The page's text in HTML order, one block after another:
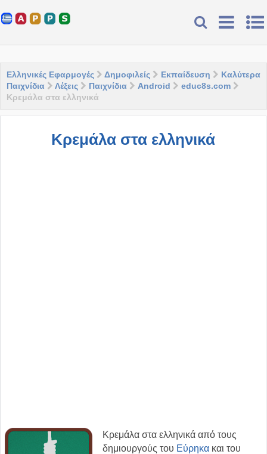
Ελληνικές Εφαρμογές Δημοφιλείς Εκπαίδευση
Καλύτερα
Παιχνίδια
Λέξεις Παιχνίδια Android
educ8s.com
Κρεμάλα στα ελληνικά
Κρεμάλα στα ελληνικά
Κρεμάλα στα ελληνικά από τους
δημιουργούς του Εύρηκα και του